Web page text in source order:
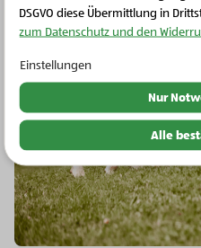
DSGVO diese Übermittlung in
zum Datenschutz und den
Einstellungen
Nur
Alle